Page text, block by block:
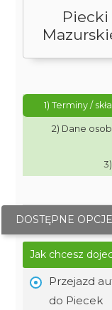
Piecki
1) Terminy /
2) Dane
DOSTĘPNE OPCJE
Jak chcesz
Przejazd
do Piecek